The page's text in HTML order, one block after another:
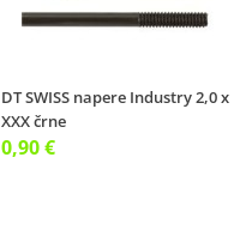
DT SWISS napere Industry 2,0 x
XXX črne
0,90 €